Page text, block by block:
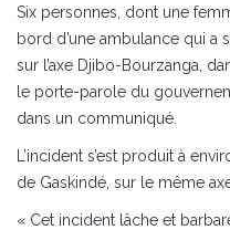
Six personnes, dont une
bord d’une ambulance qui a
sur l’axe Djibo-Bourzanga,
le porte-parole du
dans un communiqué.
L’incident s’est produit à
de Gaskindé, sur le même
« Cet incident lâche et